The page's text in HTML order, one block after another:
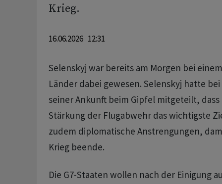
Krieg.
16.06.2026 12:31
Selenskyj war bereits am Morgen bei
Länder dabei gewesen. Selenskyj hatte
seiner Ankunft beim Gipfel mitgeteilt,
Stärkung der Flugabwehr das wichtigste
zudem diplomatische Anstrengungen,
Krieg beende.
Die G7-Staaten wollen nach der Einigung